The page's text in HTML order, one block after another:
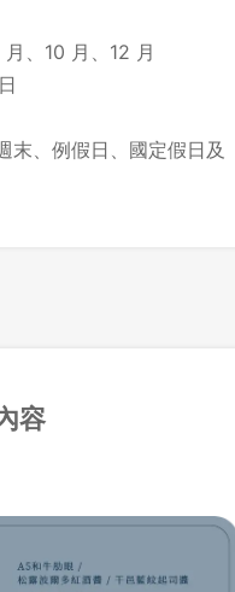
、10 月、12 月
末、例假日、國定假日及
容